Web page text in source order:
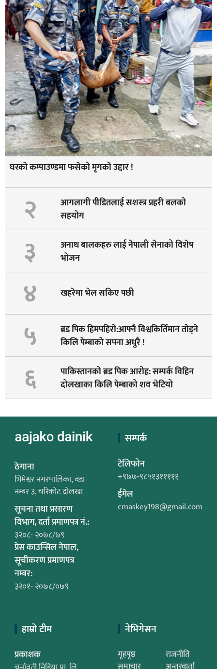
घरको कम्पाउण्डमा फसेको मृगको उद्दार !
२
आगलागी पीडितलाई सशस्त्र प्रहरी बलको
सहयोग
३
अनाथ बालकहरु लाई नेपाली सेनाको विशेष
भोजन
४ खहरेमा भेल सकिए पछी
५
ब्रड पिक हिमपहिरो:आफ्नै विश्वकिर्तिमान तोड्ने
किलि पेम्बाको सपना अधुरै !
६
पाकिस्तानको ब्रड पिक आरोह‌‌: सम्पर्क विहिन
दोलखाका किलि पेम्बाको शव भेटियो
ठेगाना
भिमेश्वर नगरपालिका, वडा
नम्बर ३, चरिकोट दोलखा
सूचना तथा प्रसारण
विभाग, दर्ता प्रमाणपत्र नं.:
३२०८- २०७८/७९
प्रेस काउन्सिल नेपाल,
सूचीकरण प्रमाणपत्र
नम्बर:
३२०१- २०७८/०७९
सम्पर्क
टेलिफोन
+९७७-९८५१३१११११
ईमेल
cmaskey198@gmail.com
हाम्रो टीम
प्रकाशक
नेभिगेसन
गृहपृष्ठ
राजनीति